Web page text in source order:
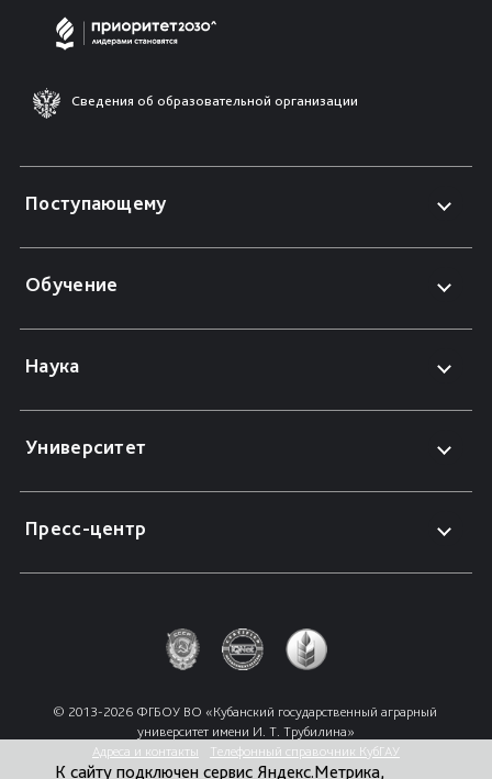
Сведения об образовательной организации
Поступающему
Обучение
Наука
Университет
Пресс-центр
© 2013-2026 ФГБОУ ВО «Кубанский государственный аграрный
университет имени И. Т. Трубилина»
Адреса и контакты
Телефонный справочник КубГАУ
К сайту подключен сервис Яндекс.Метрика,